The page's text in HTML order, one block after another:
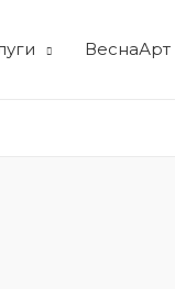
ВеснаАрт